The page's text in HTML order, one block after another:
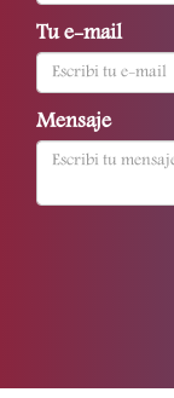
Tu e-mail
Mensaje